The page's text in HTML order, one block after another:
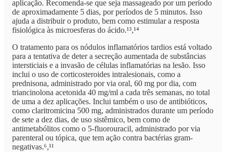
aplicação. Recomenda-se que seja massageado por um período
de aproximadamente 5 dias, por períodos de 5 minutos. Isso
ajuda a distribuir o produto, bem como estimular a resposta
fisiológica às microesferas do ácido.¹³,¹⁴
O tratamento para os nódulos inflamatórios tardios está voltado
para a tentativa de deter a secreção aumentada de substâncias
intersticiais e a invasão de células inflamatórias na lesão. Isso
inclui o uso de corticosteroides intralesionais, como a
prednisona, administrado por via oral, 60 mg por dia, com
triancinolona acetonida 40 mg/ml a cada três semanas, no total
de uma a dez aplicações. Inclui também o uso de antibióticos,
como claritromicina 500 mg, administrados durante um período
de sete a dez dias, de uso sistêmico, bem como de
antimetabólitos como o 5-fluorouracil, administrado por via
parenteral ou tópica, que tem ação contra bactérias gram-
negativas.⁶,¹¹